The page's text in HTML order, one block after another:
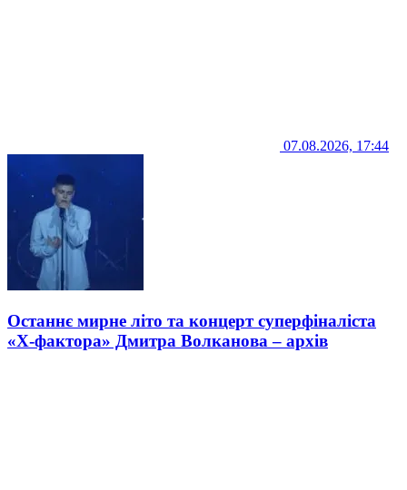
07.08.2026, 17:44
Останнє мирне літо та концерт суперфіналіста
«Х-фактора» Дмитра Волканова – архів